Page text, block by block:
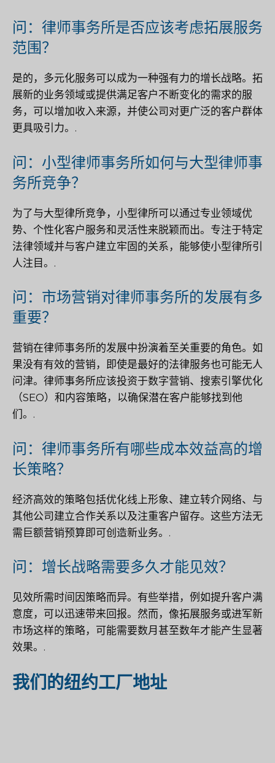
问：律师事务所是否应该考虑拓展服务
范围？
是的，多元化服务可以成为一种强有力的增长战略。拓
展新的业务领域或提供满足客户不断变化的需求的服
务，可以增加收入来源，并使公司对更广泛的客户群体
更具吸引力。.
问：小型律师事务所如何与大型律师事
务所竞争？
为了与大型律所竞争，小型律所可以通过专业领域优
势、个性化客户服务和灵活性来脱颖而出。专注于特定
法律领域并与客户建立牢固的关系，能够使小型律所引
人注目。.
问：市场营销对律师事务所的发展有多
重要？
营销在律师事务所的发展中扮演着至关重要的角色。如
果没有有效的营销，即使是最好的法律服务也可能无人
问津。律师事务所应该投资于数字营销、搜索引擎优化
（SEO）和内容策略，以确保潜在客户能够找到他
们。.
问：律师事务所有哪些成本效益高的增
长策略？
经济高效的策略包括优化线上形象、建立转介网络、与
其他公司建立合作关系以及注重客户留存。这些方法无
需巨额营销预算即可创造新业务。.
问：增长战略需要多久才能见效？
见效所需时间因策略而异。有些举措，例如提升客户满
意度，可以迅速带来回报。然而，像拓展服务或进军新
市场这样的策略，可能需要数月甚至数年才能产生显著
效果。.
我们的纽约工厂地址